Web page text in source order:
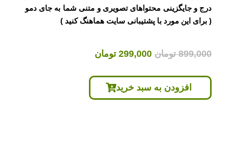
درج و جایگزینی محتواهای تصویری و متنی شما به جای دمو
( برای این مورد با پشتیبانی سایت هماهنگ کنید )
899,000 تومان قیمت
899,000 تومان
بود.
299,000 تومانقیمت
افزودن به سبد خرید